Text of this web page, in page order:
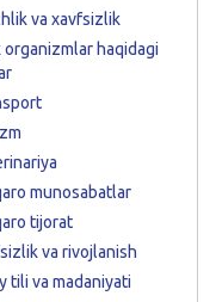
va xavfsizlik
organizmlar haqidagi
munosabatlar
tijorat
va rivojlanish
tili va madaniyati